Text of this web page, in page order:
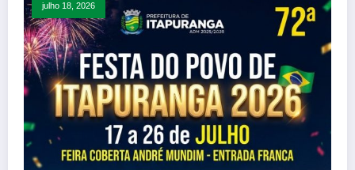
julho 18, 2026